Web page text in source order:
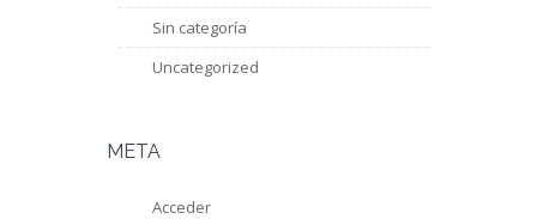
Sin categoría
Uncategorized
META
Acceder